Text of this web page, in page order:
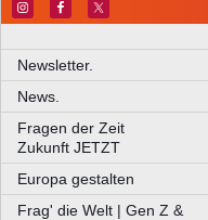
Newsletter.
News.
Fragen der Zeit
Zukunft JETZT
Europa gestalten
Frag' die Welt | Gen Z &